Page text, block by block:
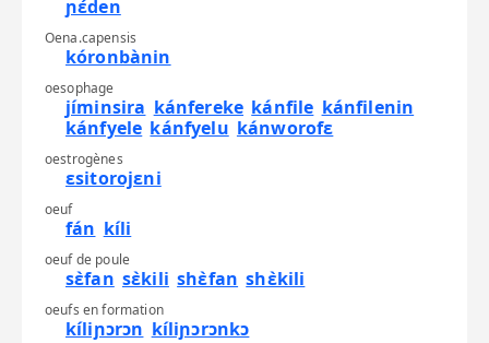
ɲɛ́den
Oena.capensis
kóronbànin
oesophage
jíminsira kánfereke kánfile kánfilenin
kánfyele kánfyelu kánworofɛ
oestrogènes
ɛsitorojɛni
oeuf
fán kíli
oeuf de poule
sɛ̀fan sɛ̀kili shɛ̀fan shɛ̀kili
oeufs en formation
kíliɲɔrɔn kíliɲɔrɔnkɔ